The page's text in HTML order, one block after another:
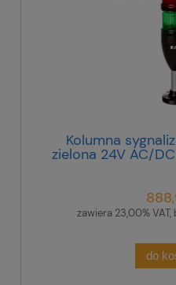
Kolumna
zielona 24V AC/
100-L-RG-
zawiera 23,00%
do